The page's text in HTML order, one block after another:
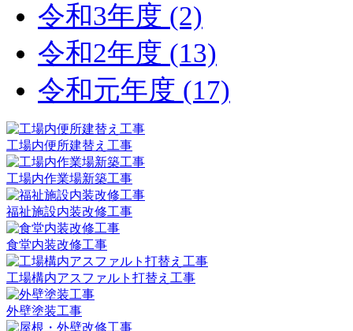
令和3年度 (2)
令和2年度 (13)
令和元年度 (17)
工場内便所建替え工事
工場内作業場新築工事
福祉施設内装改修工事
食堂内装改修工事
工場構内アスファルト打替え工事
外壁塗装工事